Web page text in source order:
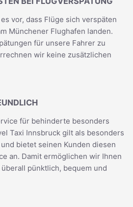
vor, dass Flüge sich verspäten
Münchener Flughafen landen.
für unsere Fahrer zu
wir keine zusätzlichen
für behinderte besonders
Taxi Innsbruck gilt als besonders
bietet seinen Kunden diesen
an. Damit ermöglichen wir Ihnen
pünktlich, bequem und